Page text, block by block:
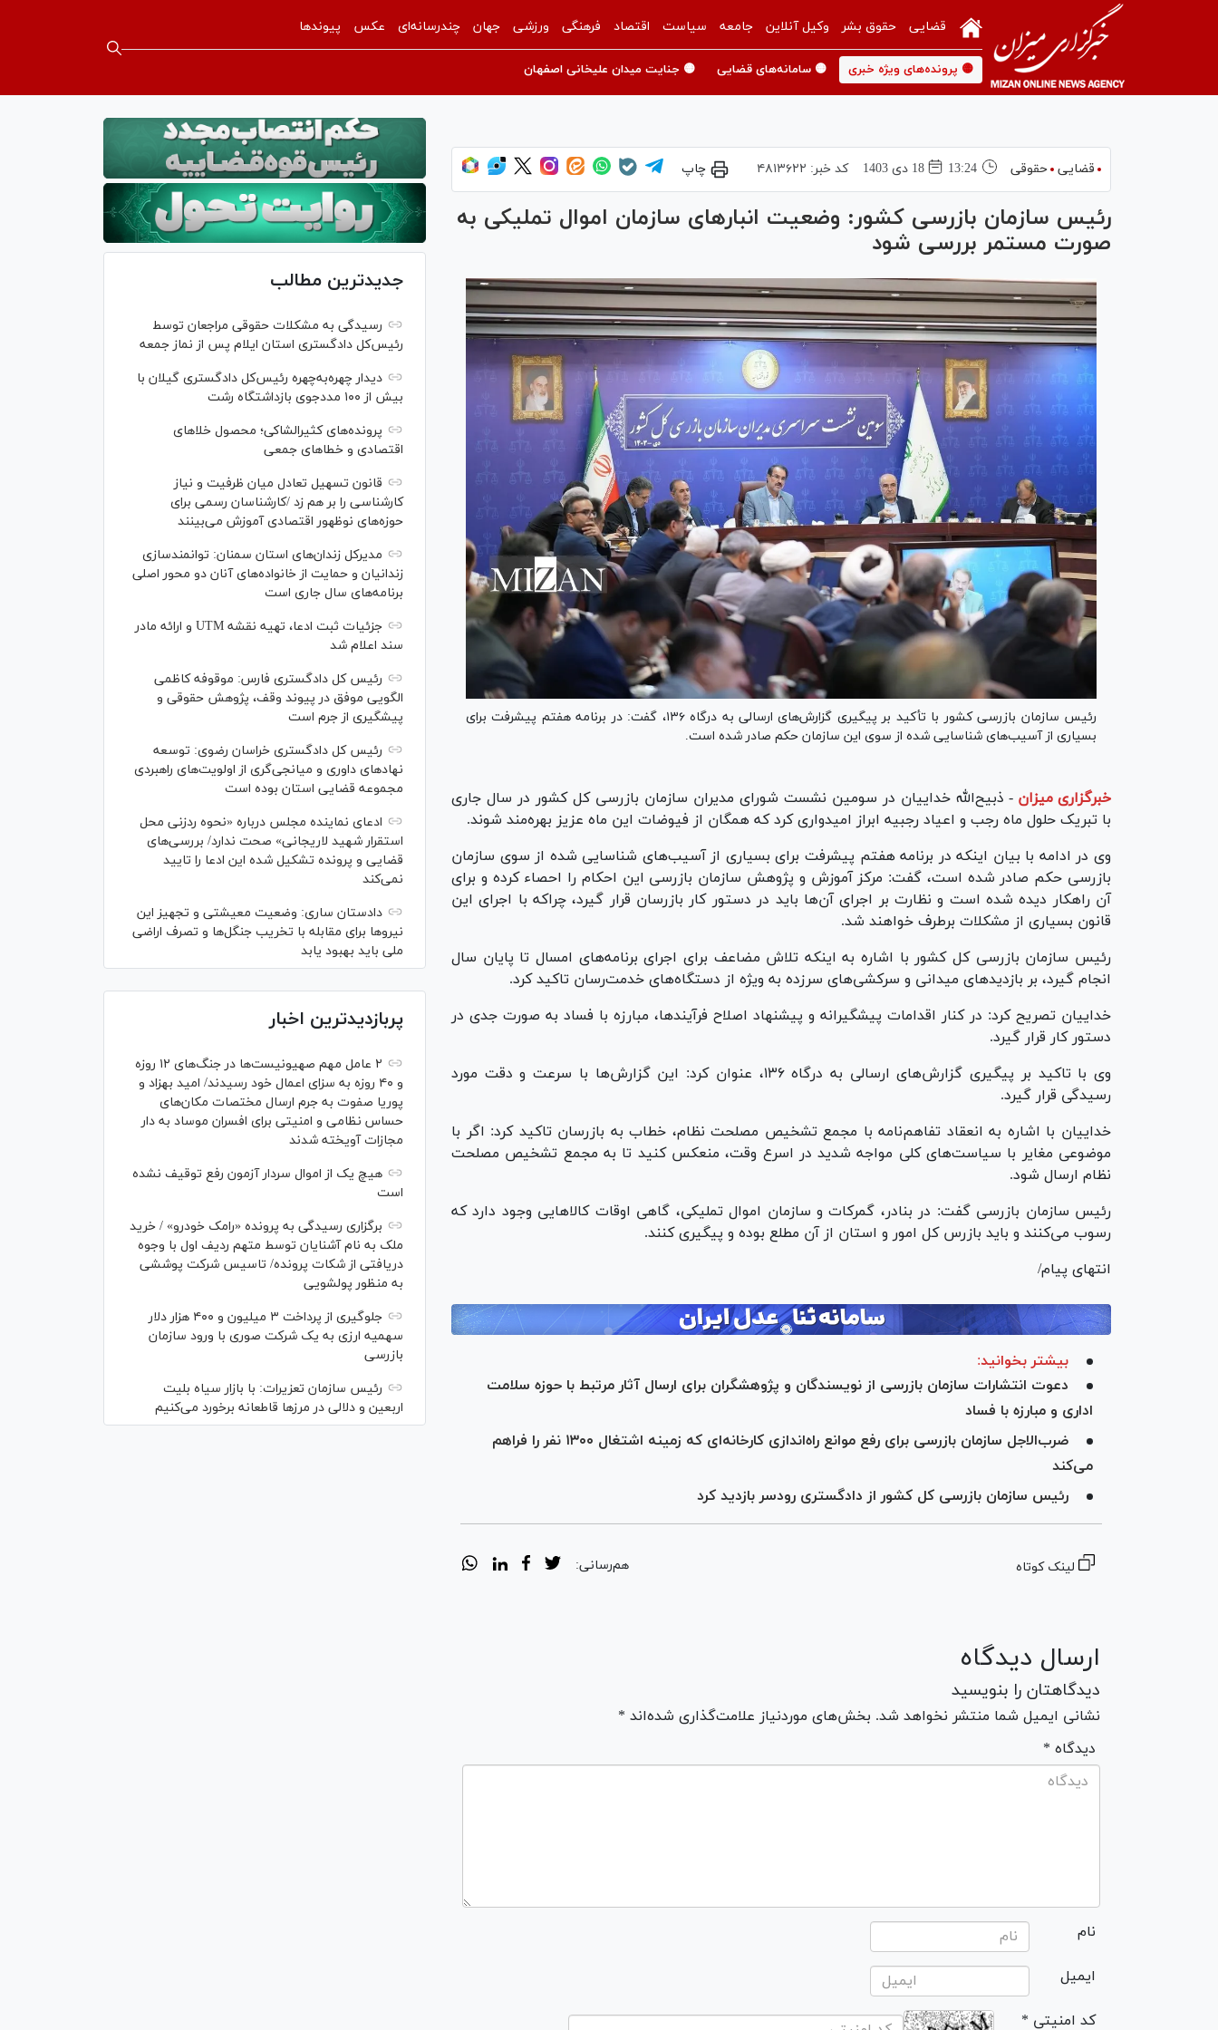
قضایی حقوق بشر وکیل آنلاین جامعه سیاست اقتصاد فرهنگی ورزشی جهان چندرسانه‌ای عکس پیوندها
🟡 پرونده‌های ویژه خبری 🟡 سامانه‌های قضایی 🟡 جنایت میدان علیخانی اصفهان
قضایی حقوقی 13:24 18 دی 1403 کد خبر: ۴۸۱۳۶۲۲ چاپ
رئیس سازمان بازرسی کشور: وضعیت انبار‌های سازمان اموال تملیکی به
صورت مستمر بررسی شود
رئیس سازمان بازرسی کشور با تأکید بر پیگیری گزارش‌های ارسالی به درگاه ۱۳۶، گفت: در برنامه هفتم پیشرفت برای
بسیاری از آسیب‌های شناسایی شده از سوی این سازمان حکم صادر شده است.
خبرگزاری میزان - ذبیح‌الله خداییان در سومین نشست شورای مدیران سازمان بازرسی کل کشور در سال جاری
با تبریک حلول ماه رجب و اعیاد رجبیه ابراز امیدواری کرد که همگان از فیوضات این ماه عزیز بهره‌مند شوند.
وی در ادامه با بیان اینکه در برنامه هفتم پیشرفت برای بسیاری از آسیب‌های شناسایی شده از سوی سازمان
بازرسی حکم صادر شده است، گفت: مرکز آموزش و پژوهش سازمان بازرسی این احکام را احصاء کرده و برای
آن راهکار دیده شده است و نظارت بر اجرای آن‌ها باید در دستور کار بازرسان قرار گیرد، چراکه با اجرای این
قانون بسیاری از مشکلات برطرف خواهند شد.
رئیس سازمان بازرسی کل کشور با اشاره به اینکه تلاش مضاعف برای اجرای برنامه‌های امسال تا پایان سال
انجام گیرد، بر بازدید‌های میدانی و سرکشی‌های سرزده به ویژه از دستگاه‌های خدمت‌رسان تاکید کرد.
خداییان تصریح کرد: در کنار اقدامات پیشگیرانه و پیشنهاد اصلاح فرآیندها، مبارزه با فساد به صورت جدی در
دستور کار قرار گیرد.
وی با تاکید بر پیگیری گزارش‌های ارسالی به درگاه ۱۳۶، عنوان کرد: این گزارش‌ها با سرعت و دقت مورد
رسیدگی قرار گیرد.
خداییان با اشاره به انعقاد تفاهم‌نامه با مجمع تشخیص مصلحت نظام، خطاب به بازرسان تاکید کرد: اگر با
موضوعی مغایر با سیاست‌های کلی مواجه شدید در اسرع وقت، منعکس کنید تا به مجمع تشخیص مصلحت
نظام ارسال شود.
رئیس سازمان بازرسی گفت: در بنادر، گمرکات و سازمان اموال تملیکی، گاهی اوقات کالا‌هایی وجود دارد که
رسوب می‌کنند و باید بازرس کل امور و استان از آن مطلع بوده و پیگیری کنند.
انتهای پیام/
بیشتر بخوانید:
دعوت انتشارات سازمان بازرسی از نویسندگان و پژوهشگران برای ارسال آثار مرتبط با حوزه سلامت
اداری و مبارزه با فساد
ضرب‌الاجل سازمان بازرسی برای رفع موانع راه‌اندازی کارخانه‌ای که زمینه اشتغال ۱۳۰۰ نفر را فراهم
می‌کند
رئیس سازمان بازرسی کل کشور از دادگستری رودسر بازدید کرد
لینک کوتاه هم‌رسانی:
ارسال دیدگاه
دیدگاهتان را بنویسید
نشانی ایمیل شما منتشر نخواهد شد. بخش‌های موردنیاز علامت‌گذاری شده‌اند *
* دیدگاه
نام
ایمیل
* کد امنیتی
جدیدترین مطالب
رسیدگی به مشکلات حقوقی مراجعان توسط
رئیس‌کل دادگستری استان ایلام پس از نماز جمعه
دیدار چهره‌به‌چهره رئیس‌کل دادگستری گیلان با
بیش از ۱۰۰ مددجوی بازداشتگاه رشت
پرونده‌های کثیرالشاکی؛ محصول خلا‌های
اقتصادی و خطا‌های جمعی
قانون تسهیل تعادل میان ظرفیت و نیاز
کارشناسی را بر هم زد /کارشناسان رسمی برای
حوزه‌های نوظهور اقتصادی آموزش می‌بینند
مدیرکل زندان‌های استان سمنان: توانمندسازی
زندانیان و حمایت از خانواده‌های آنان دو محور اصلی
برنامه‌های سال جاری است
جزئیات ثبت ادعا، تهیه نقشه UTM و ارائه مادر
سند اعلام شد
رئیس کل دادگستری فارس: موقوفه کاظمی
الگویی موفق در پیوند وقف، پژوهش حقوقی و
پیشگیری از جرم است
رئیس کل دادگستری خراسان رضوی: توسعه
نهاد‌های داوری و میانجی‌گری از اولویت‌های راهبردی
مجموعه قضایی استان بوده است
ادعای نماینده مجلس درباره «نحوه ردزنی محل
استقرار شهید لاریجانی» صحت ندارد/ بررسی‌های
قضایی و پرونده تشکیل شده این ادعا را تایید
نمی‌کند
دادستان ساری: وضعیت معیشتی و تجهیز این
نیرو‌ها برای مقابله با تخریب جنگل‌ها و تصرف اراضی
ملی باید بهبود یابد
پربازدیدترین اخبار
۲ عامل مهم صهیونیست‌ها در جنگ‌های ۱۲ روزه
و ۴۰ روزه به سزای اعمال خود رسیدند/ امید بهزاد و
پوریا صفوت به جرم ارسال مختصات مکان‌های
حساس نظامی و امنیتی برای افسران موساد به دار
مجازات آویخته شدند
هیچ یک از اموال سردار آزمون رفع توقیف نشده
است
برگزاری رسیدگی به پرونده «رامک خودرو» / خرید
ملک به نام آشنایان توسط متهم ردیف اول با وجوه
دریافتی از شکات پرونده/ تاسیس شرکت پوششی
به منظور پولشویی
جلوگیری از پرداخت ۳ میلیون و ۴۰۰ هزار دلار
سهمیه ارزی به یک شرکت صوری با ورود سازمان
بازرسی
رئیس سازمان تعزیرات: با بازار سیاه بلیت
اربعین و دلالی در مرز‌ها قاطعانه برخورد می‌کنیم